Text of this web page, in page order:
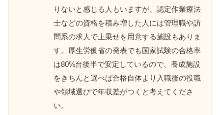
りないと感じる人もいますが、認定作業療法
士などの資格を積み増した人には管理職や訪
問系の求人で上乗せを用意する施設もありま
す。厚生労働省の発表でも国家試験の合格率
は80%台後半で安定しているので、養成施設
をきちんと選べば合格自体より入職後の役職
や領域選びで年収差がつくと考えてくださ
い。